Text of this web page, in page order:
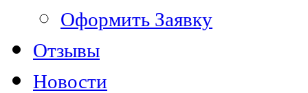
Оформить Заявку
Отзывы
Новости